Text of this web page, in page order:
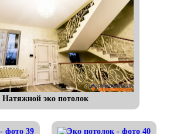
Натяжной эко потолок